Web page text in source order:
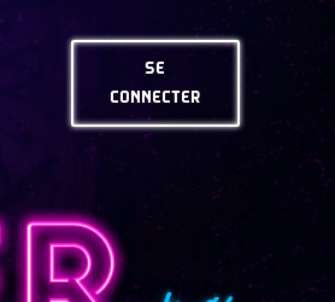
SE
CONNECTER